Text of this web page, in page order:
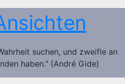
suchen, und zweifle an
haben." (André Gide)